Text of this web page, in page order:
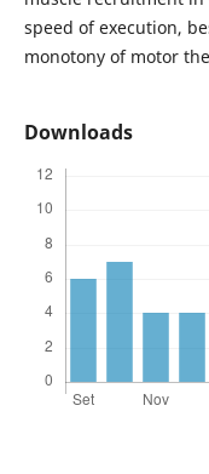
speed of execution,
monotony of motor
Downloads